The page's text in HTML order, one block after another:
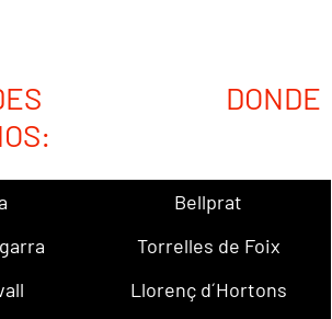
DONDE
Bellprat
Torrelles de Foix
Llorenç d´Hortons